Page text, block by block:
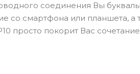
соединения Вы
со смартфона или планшета, а
просто покорит Вас